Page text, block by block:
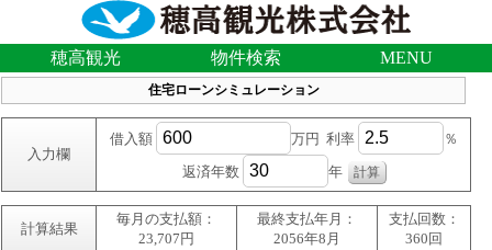
穂高観光 物件検索 MENU
住宅ローンシミュレーション
入力欄
借入額 万円 利率
％
返済年数
年
計算結果
毎月の支払額：
23,707円
最終支払年月：
2056年8月
支払回数：
360回